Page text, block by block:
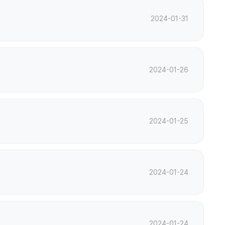
2024-01-31
2024-01-26
2024-01-25
2024-01-24
2024-01-24